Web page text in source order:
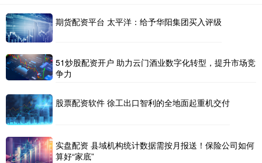
期货配资平台 太平洋：给予华阳集团买入评级
51炒股配资开户 助力云门酒业数字化转型，提升市场竞
争力
股票配资软件 徐工出口智利的全地面起重机交付
实盘配资 县域机构统计数据需按月报送！保险公司如何
算好“家底”